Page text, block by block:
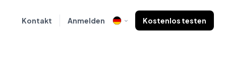
Kontakt Anmelden Kostenlos testen